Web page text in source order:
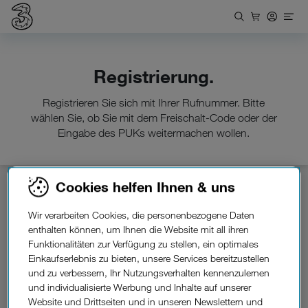
Registrierung.
Registrieren Sie sich mit Ihrer Rufnummer. Bitte
wählen Sie, ob Sie mit dem Freischalt-Code oder der
Eingabe des PUKs weitermachen wollen.
Rufnummer *
Freischalt-Code oder PUK
Cookies helfen Ihnen & uns
Wir verarbeiten Cookies, die personenbezogene Daten
enthalten können, um Ihnen die Website mit all ihren
Funktionalitäten zur Verfügung zu stellen, ein optimales
Einkaufserlebnis zu bieten, unsere Services bereitzustellen
und zu verbessern, Ihr Nutzungsverhalten kennenzulernen
und individualisierte Werbung und Inhalte auf unserer
Website und Drittseiten und in unseren Newslettern und